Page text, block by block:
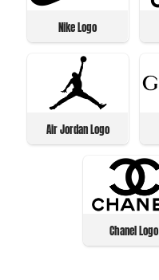
Nike Logo
Air Jordan Logo
Chanel Logo